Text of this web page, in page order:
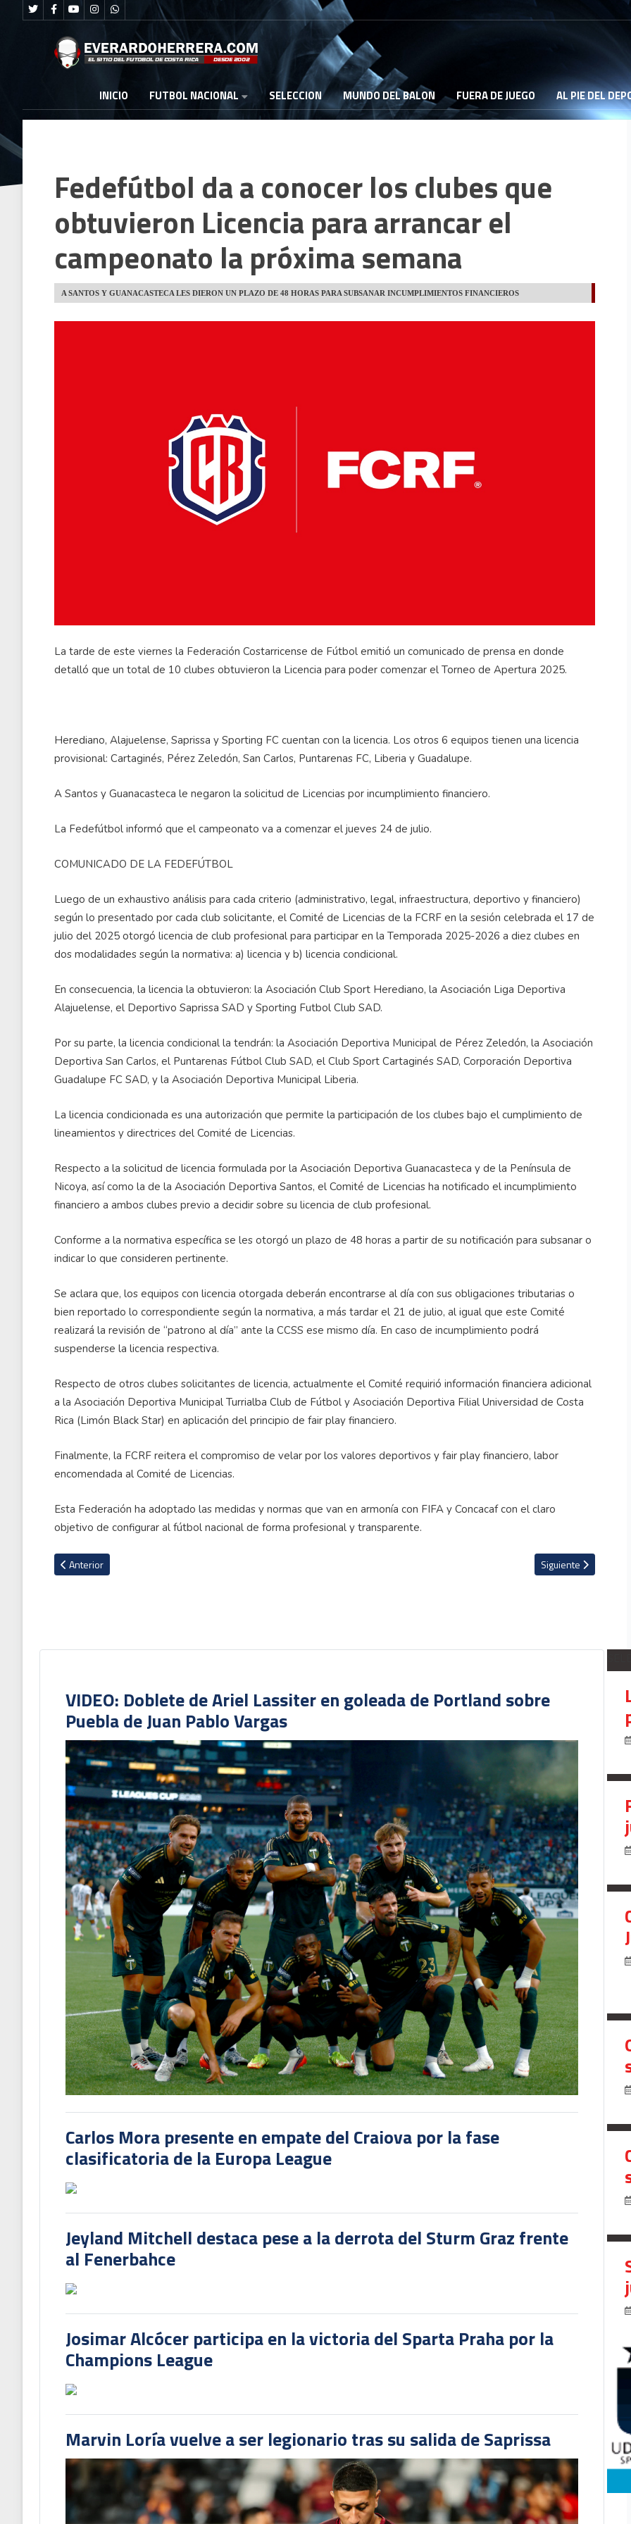
INICIO FUTBOL NACIONAL SELECCION MUNDO DEL BALON FUERA DE JUEGO AL PIE DEL
Fedefútbol da a conocer los clubes que
obtuvieron Licencia para arrancar el
campeonato la próxima semana
A SANTOS Y GUANACASTECA LES DIERON UN PLAZO DE 48 HORAS PARA SUBSANAR INCUMPLIMIENTOS FINANCIEROS
La tarde de este viernes la Federación Costarricense de Fútbol emitió un comunicado de prensa en donde
detalló que un total de 10 clubes obtuvieron la Licencia para poder comenzar el Torneo de Apertura 2025.
Herediano, Alajuelense, Saprissa y Sporting FC cuentan con la licencia. Los otros 6 equipos tienen una licencia
provisional: Cartaginés, Pérez Zeledón, San Carlos, Puntarenas FC, Liberia y Guadalupe.
A Santos y Guanacasteca le negaron la solicitud de Licencias por incumplimiento financiero.
La Fedefútbol informó que el campeonato va a comenzar el jueves 24 de julio.
COMUNICADO DE LA FEDEFÚTBOL
Luego de un exhaustivo análisis para cada criterio (administrativo, legal, infraestructura, deportivo y financiero)
según lo presentado por cada club solicitante, el Comité de Licencias de la FCRF en la sesión celebrada el 17 de
julio del 2025 otorgó licencia de club profesional para participar en la Temporada 2025-2026 a diez clubes en
dos modalidades según la normativa: a) licencia y b) licencia condicional.
En consecuencia, la licencia la obtuvieron: la Asociación Club Sport Herediano, la Asociación Liga Deportiva
Alajuelense, el Deportivo Saprissa SAD y Sporting Futbol Club SAD.
Por su parte, la licencia condicional la tendrán: la Asociación Deportiva Municipal de Pérez Zeledón, la Asociación
Deportiva San Carlos, el Puntarenas Fútbol Club SAD, el Club Sport Cartaginés SAD, Corporación Deportiva
Guadalupe FC SAD, y la Asociación Deportiva Municipal Liberia.
La licencia condicionada es una autorización que permite la participación de los clubes bajo el cumplimiento de
lineamientos y directrices del Comité de Licencias.
Respecto a la solicitud de licencia formulada por la Asociación Deportiva Guanacasteca y de la Península de
Nicoya, así como la de la Asociación Deportiva Santos, el Comité de Licencias ha notificado el incumplimiento
financiero a ambos clubes previo a decidir sobre su licencia de club profesional.
Conforme a la normativa específica se les otorgó un plazo de 48 horas a partir de su notificación para subsanar o
indicar lo que consideren pertinente.
Se aclara que, los equipos con licencia otorgada deberán encontrarse al día con sus obligaciones tributarias o
bien reportado lo correspondiente según la normativa, a más tardar el 21 de julio, al igual que este Comité
realizará la revisión de “patrono al día” ante la CCSS ese mismo día. En caso de incumplimiento podrá
suspenderse la licencia respectiva.
Respecto de otros clubes solicitantes de licencia, actualmente el Comité requirió información financiera adicional
a la Asociación Deportiva Municipal Turrialba Club de Fútbol y Asociación Deportiva Filial Universidad de Costa
Rica (Limón Black Star) en aplicación del principio de fair play financiero.
Finalmente, la FCRF reitera el compromiso de velar por los valores deportivos y fair play financiero, labor
encomendada al Comité de Licencias.
Esta Federación ha adoptado las medidas y normas que van en armonía con FIFA y Concacaf con el claro
objetivo de configurar al fútbol nacional de forma profesional y transparente.
Artículo anterior: A 30 años de la trágica muerte del futbolista Raimundo Tupper en Costa Rica se rinden homenajes en Chile y hasta el
Anterior Artículo siguiente:
Siguiente
VIDEO: Doblete de Ariel Lassiter en goleada de Portland sobre
Puebla de Juan Pablo Vargas
Carlos Mora presente en empate del Craiova por la fase
clasificatoria de la Europa League
Jeyland Mitchell destaca pese a la derrota del Sturm Graz frente
al Fenerbahce
Josimar Alcócer participa en la victoria del Sparta Praha por la
Champions League
Marvin Loría vuelve a ser legionario tras su salida de Saprissa